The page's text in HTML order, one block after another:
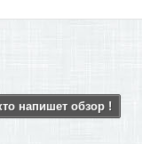
напишет обзор !